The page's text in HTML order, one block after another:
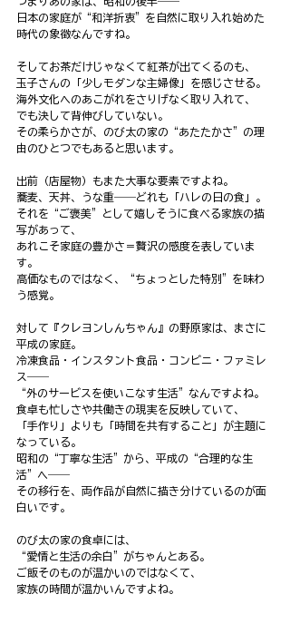
日本の家庭が“和洋折衷”を自然に取り入れ始めた
時代の象徴なんですね。
そしてお茶だけじゃなくて紅茶が出てくるのも、
玉子さんの「少しモダンな主婦像」を感じさせる。
海外文化へのあこがれをさりげなく取り入れて、
でも決して背伸びしていない。
その柔らかさが、のび太の家の“あたたかさ”の理
由のひとつでもあると思います。
出前（店屋物）もまた大事な要素ですよね。
蕎麦、天丼、うな重――どれも「ハレの日の食」。
それを“ご褒美”として嬉しそうに食べる家族の描
写があって、
あれこそ家庭の豊かさ＝贅沢の感度を表していま
す。
高価なものではなく、“ちょっとした特別”を味わ
う感覚。
対して『クレヨンしんちゃん』の野原家は、まさに
平成の家庭。
冷凍食品・インスタント食品・コンビニ・ファミレ
ス――
“外のサービスを使いこなす生活”なんですよね。
食卓も忙しさや共働きの現実を反映していて、
「手作り」よりも「時間を共有すること」が主題に
なっている。
昭和の“丁寧な生活”から、平成の“合理的な生
活”へ――
その移行を、両作品が自然に描き分けているのが面
白いです。
のび太の家の食卓には、
“愛情と生活の余白”がちゃんとある。
ご飯そのものが温かいのではなくて、
家族の時間が温かいんですよね。